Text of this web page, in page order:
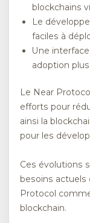
blockchains
Le
faciles à
Une
adoption
Le Near
efforts pour
ainsi la
pour les
Ces évolutions
besoins actuels
Protocol
blockchain.